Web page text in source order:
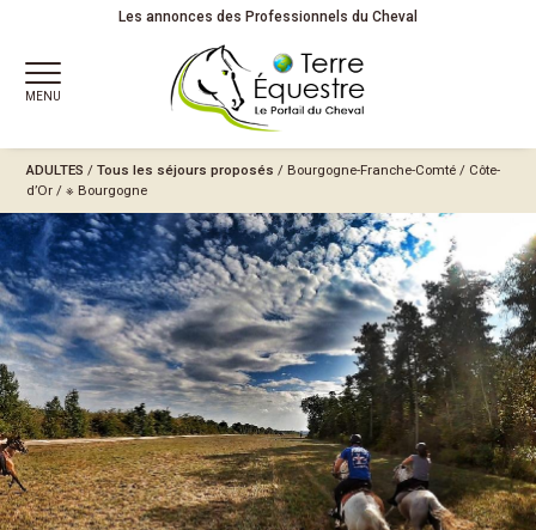
Les annonces des Professionnels du Cheval
MENU
ADULTES /Tous les séjours proposés / Bourgogne-Franche-Comté / Côte-
d’Or /※ Bourgogne